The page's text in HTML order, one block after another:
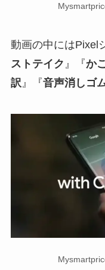
動画の中にはPixel
ストテイク 』『か
訳 』『音声消しゴ